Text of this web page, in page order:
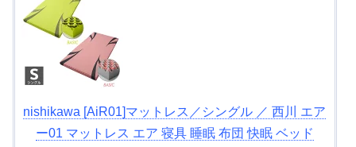
nishikawa [AiR01]マットレス／シングル ／ 西川 エア
ー01 マットレス エア 寝具 睡眠 布団 快眠 ベッド